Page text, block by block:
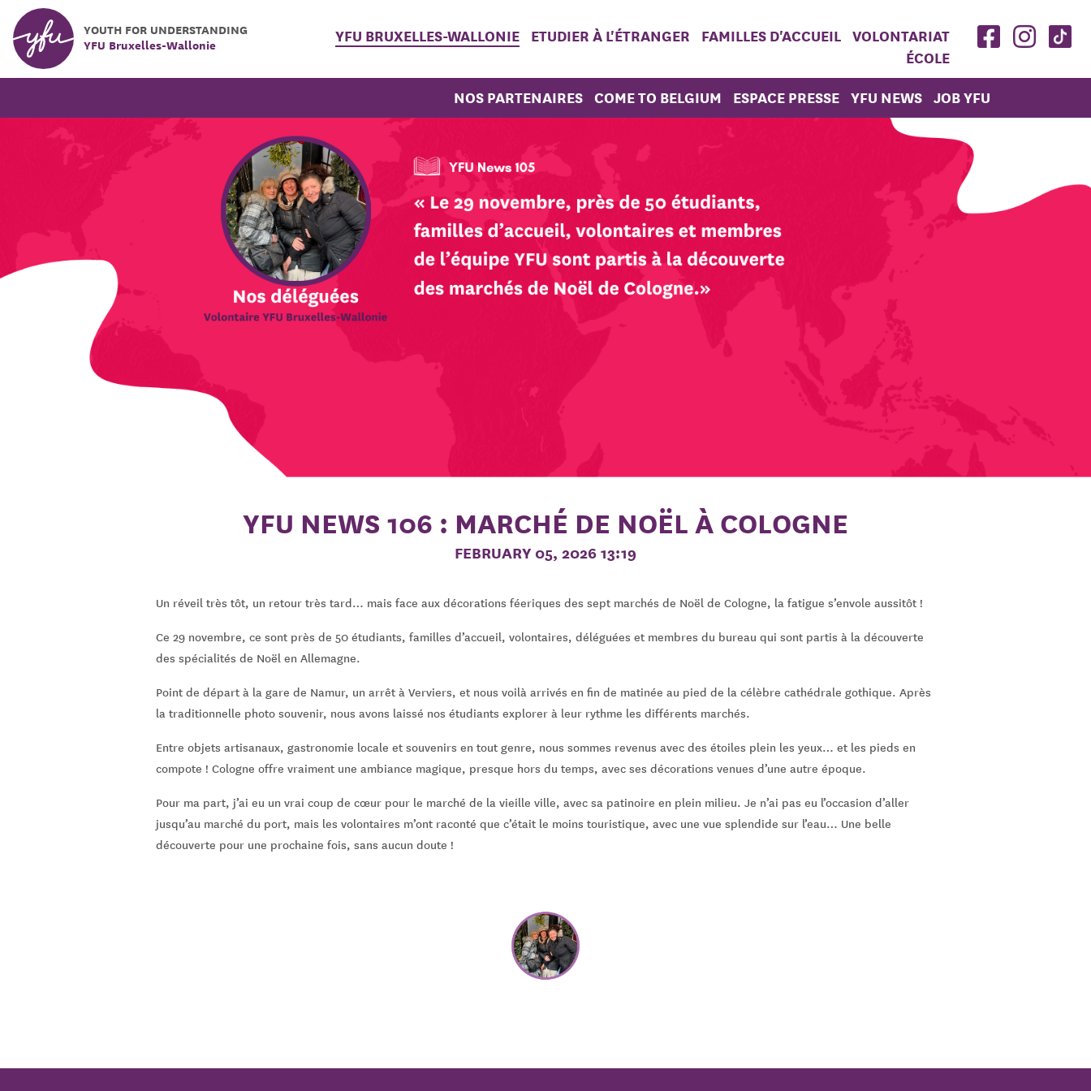
YOUTH FOR UNDERSTANDING
YFU Bruxelles-Wallonie
YFU BRUXELLES-WALLONIE ETUDIER À L'ÉTRANGER FAMILLES D'ACCUEIL
VOLONTARIAT
ÉCOLE
NOS PARTENAIRES COME TO BELGIUM ESPACE PRESSE YFU NEWS JOB YFU
YFU NEWS 106 : MARCHÉ DE NOËL À COLOGNE
FEBRUARY 05, 2026 13:19
Un réveil très tôt, un retour très tard… mais face aux décorations féeriques des sept marchés de Noël de Cologne, la fatigue s’envole aussitôt !
Ce 29 novembre, ce sont près de 50 étudiants, familles d’accueil, volontaires, déléguées et membres du bureau qui sont partis à la découverte
des spécialités de Noël en Allemagne.
Point de départ à la gare de Namur, un arrêt à Verviers, et nous voilà arrivés en fin de matinée au pied de la célèbre cathédrale gothique. Après
la traditionnelle photo souvenir, nous avons laissé nos étudiants explorer à leur rythme les différents marchés.
Entre objets artisanaux, gastronomie locale et souvenirs en tout genre, nous sommes revenus avec des étoiles plein les yeux… et les pieds en
compote ! Cologne offre vraiment une ambiance magique, presque hors du temps, avec ses décorations venues d’une autre époque.
Pour ma part, j’ai eu un vrai coup de cœur pour le marché de la vieille ville, avec sa patinoire en plein milieu. Je n’ai pas eu l’occasion d’aller
jusqu’au marché du port, mais les volontaires m’ont raconté que c’était le moins touristique, avec une vue splendide sur l’eau… Une belle
découverte pour une prochaine fois, sans aucun doute !